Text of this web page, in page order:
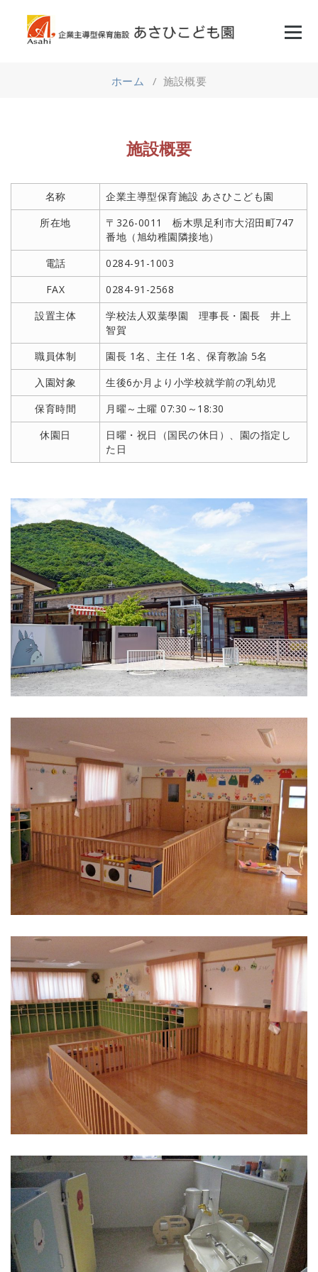
ホーム / 施設概要
施設概要
名称
企業主導型保育施設 あさひこども園
所在地
〒326-0011 栃木県足利市大沼田町747
番地（旭幼稚園隣接地）
電話
0284-91-1003
FAX
0284-91-2568
設置主体
学校法人双葉學園 理事長・園長 井上
智賀
職員体制
園長 1名、主任 1名、保育教諭 5名
入園対象
生後6か月より小学校就学前の乳幼児
保育時間
月曜～土曜 07:30～18:30
休園日
日曜・祝日（国民の休日）、園の指定し
た日